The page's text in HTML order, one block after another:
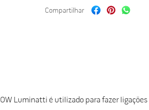
Luminatti é utilizado para fazer ligações